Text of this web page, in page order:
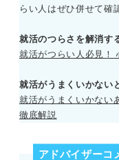
らい人はぜひ併せて確
就活のつらさを解消す
就活がつらい人必見！
就活がうまくいかない
就活がうまくいかない
徹底解説
アドバイザーコ